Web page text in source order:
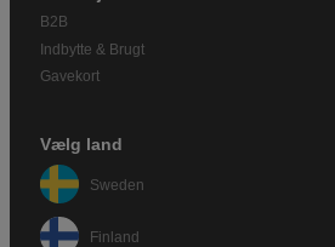
B2B
Indbytte & Brugt
Gavekort
Vælg land
Sweden
Finland